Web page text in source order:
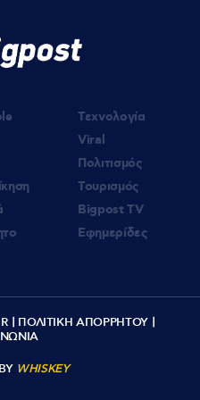
Αντώνη Αντζολέτο
στον ΣΚΑΪ
Τεχνολογία
Viral
Πολιτισμός
Τουρισμός
Bigpost TV
Εφημερίδες
| ΠΟΛΙΤΙΚΗ ΑΠΟΡΡΗΤΟΥ|
WHISKEY